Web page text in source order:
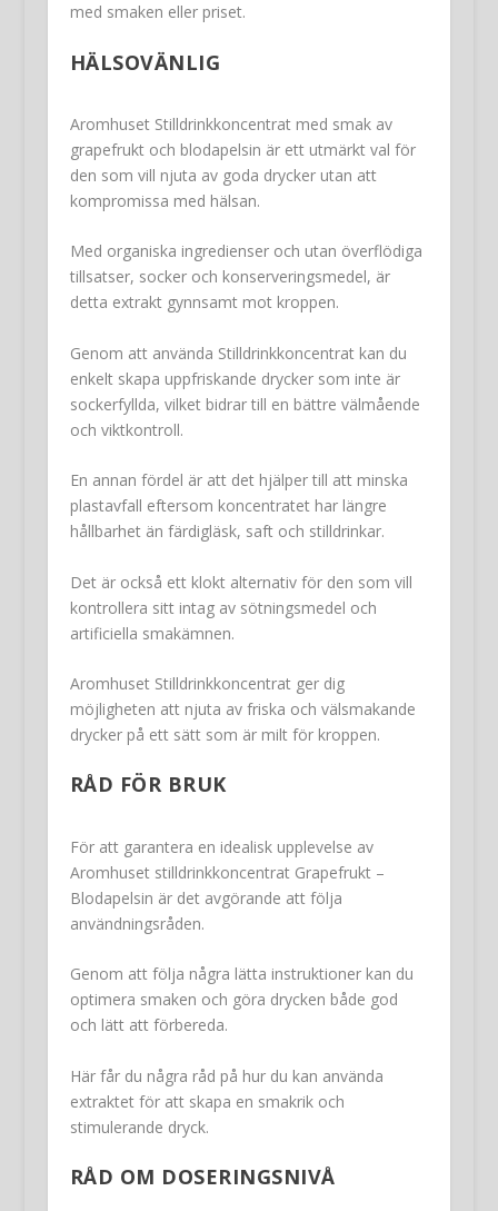
med smaken eller priset.
HÄLSOVÄNLIG
Aromhuset Stilldrinkkoncentrat med smak av
grapefrukt och blodapelsin är ett utmärkt val för
den som vill njuta av goda drycker utan att
kompromissa med hälsan.
Med organiska ingredienser och utan överflödiga
tillsatser, socker och konserveringsmedel, är
detta extrakt gynnsamt mot kroppen.
Genom att använda Stilldrinkkoncentrat kan du
enkelt skapa uppfriskande drycker som inte är
sockerfyllda, vilket bidrar till en bättre välmående
och viktkontroll.
En annan fördel är att det hjälper till att minska
plastavfall eftersom koncentratet har längre
hållbarhet än färdigläsk, saft och stilldrinkar.
Det är också ett klokt alternativ för den som vill
kontrollera sitt intag av sötningsmedel och
artificiella smakämnen.
Aromhuset Stilldrinkkoncentrat ger dig
möjligheten att njuta av friska och välsmakande
drycker på ett sätt som är milt för kroppen.
RÅD FÖR BRUK
För att garantera en idealisk upplevelse av
Aromhuset stilldrinkkoncentrat Grapefrukt –
Blodapelsin är det avgörande att följa
användningsråden.
Genom att följa några lätta instruktioner kan du
optimera smaken och göra drycken både god
och lätt att förbereda.
Här får du några råd på hur du kan använda
extraktet för att skapa en smakrik och
stimulerande dryck.
RÅD OM DOSERINGSNIVÅ